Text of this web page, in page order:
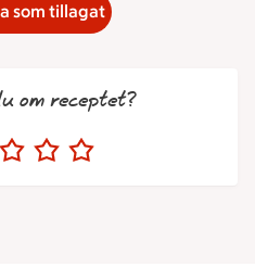
som tillagat
om receptet?